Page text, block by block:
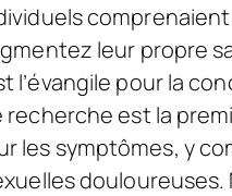
comprenaient
leur propre
l’évangile pour la
est la
les symptômes, y